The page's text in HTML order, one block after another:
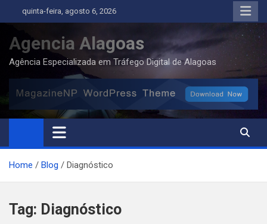
to
content
quinta-feira, agosto 6, 2026
Agencia Alagoas
Agência Especializada em Tráfego Digital de Alagoas
Home Blog Diagnóstico
Tag: Diagnóstico